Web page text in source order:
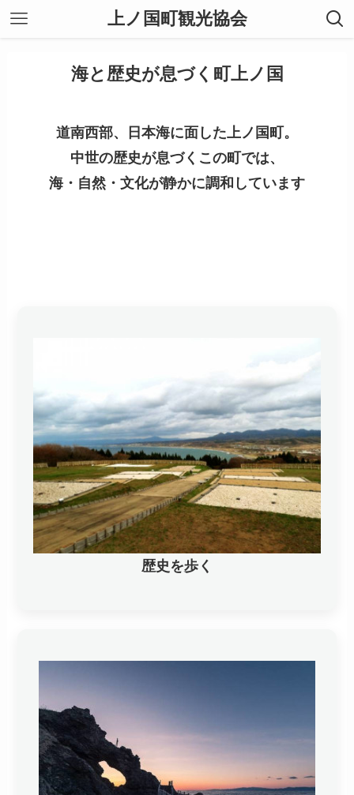
上ノ国町観光協会
海と歴史が息づく町上ノ国
道南西部、日本海に面した上ノ国町。
中世の歴史が息づくこの町では、
海・自然・文化が静かに調和しています
歴史を歩く